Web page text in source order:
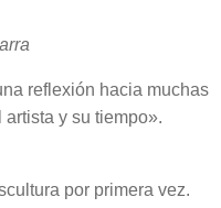
reflexión hacia muchas
y su tiempo».
por primera vez.